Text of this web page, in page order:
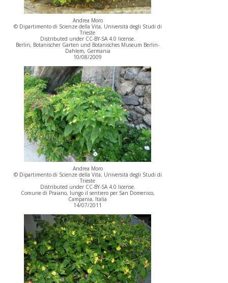
Andrea Moro
© Dipartimento di Scienze della Vita, Università degli Studi di
Trieste
Distributed under CC-BY-SA 4.0 license.
Berlin, Botanischer Garten und Botanisches Museum Berlin-
Dahlem, Germania
10/08/2009
Andrea Moro
© Dipartimento di Scienze della Vita, Università degli Studi di
Trieste
Distributed under CC-BY-SA 4.0 license.
Comune di Praiano, lungo il sentiero per San Domenico,
Campania, Italia
14/07/2011